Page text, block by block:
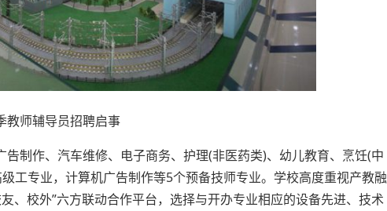
教师辅导员招聘启事
制作、汽车维修、电子商务、护理(非医药类)、幼儿教育、烹饪(中
工专业，计算机广告制作等5个预备技师专业。学校高度重视产教融
、校外”六方联动合作平台，选择与开办专业相应的设备先进、技术